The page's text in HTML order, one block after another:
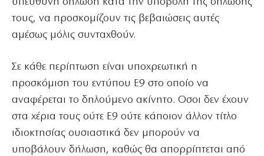
τους, να προσκομίζουν τις βεβαιώσεις αυτές
αμέσως μόλις συνταχθούν.
Σε κάθε περίπτωση είναι υποχρεωτική η
προσκόμιση του εντύπου Ε9 στο οποίο να
αναφέρεται το δηλούμενο ακίνητο. Οσοι δεν έχουν
στα χέρια τους ούτε Ε9 ούτε κάποιον άλλον τίτλο
ιδιοκτησίας ουσιαστικά δεν μπορούν να
υποβάλουν δήλωση, καθώς θα απορρίπτεται από